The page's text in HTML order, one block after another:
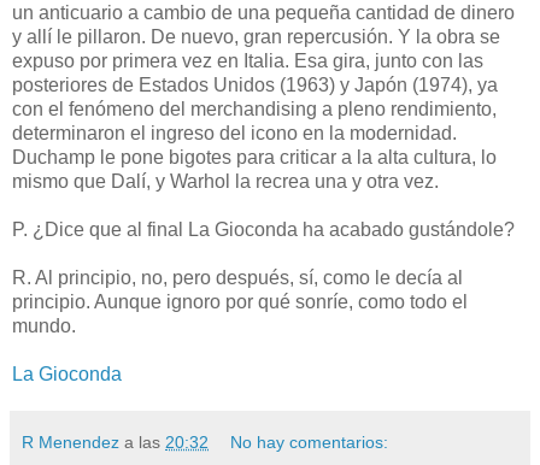
un anticuario a cambio de una pequeña cantidad de dinero
y allí le pillaron. De nuevo, gran repercusión. Y la obra se
expuso por primera vez en Italia. Esa gira, junto con las
posteriores de Estados Unidos (1963) y Japón (1974), ya
con el fenómeno del merchandising a pleno rendimiento,
determinaron el ingreso del icono en la modernidad.
Duchamp le pone bigotes para criticar a la alta cultura, lo
mismo que Dalí, y Warhol la recrea una y otra vez.
P. ¿Dice que al final La Gioconda ha acabado gustándole?
R. Al principio, no, pero después, sí, como le decía al
principio. Aunque ignoro por qué sonríe, como todo el
mundo.
La Gioconda
R Menendez a las 20:32 No hay comentarios: